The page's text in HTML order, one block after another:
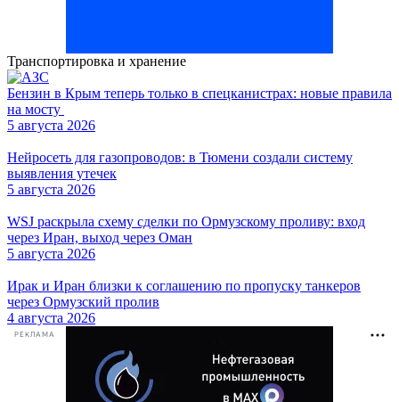
Транспортировка и хранение
Бензин в Крым теперь только в спецканистрах: новые правила
на мосту
5 августа 2026
Нейросеть для газопроводов: в Тюмени создали систему
выявления утечек
5 августа 2026
WSJ раскрыла схему сделки по Ормузскому проливу: вход
через Иран, выход через Оман
5 августа 2026
Ирак и Иран близки к соглашению по пропуску танкеров
через Ормузский пролив
4 августа 2026
РЕКЛАМА